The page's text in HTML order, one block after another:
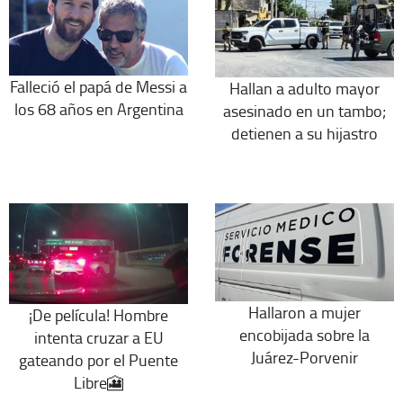
Falleció el papá de Messi a
los 68 años en Argentina
Hallan a adulto mayor
asesinado en un tambo;
detienen a su hijastro
¡De película! Hombre
intenta cruzar a EU
gateando por el Puente
Libre🎦
Hallaron a mujer
encobijada sobre la
Juárez-Porvenir